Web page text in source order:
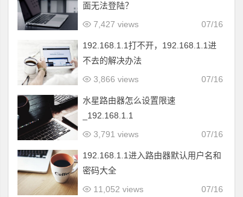
面无法登陆？
07/16
7,427 views
192.168.1.1打不开，192.168.1.1进
不去的解决办法
07/16
3,866 views
水星路由器怎么设置限速
_192.168.1.1
07/16
3,791 views
192.168.1.1进入路由器默认用户名和
密码大全
07/16
11,052 views